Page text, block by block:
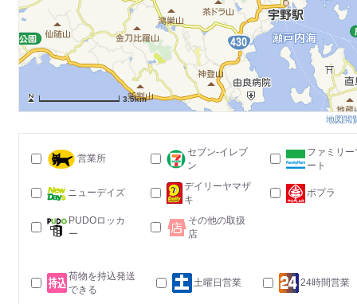
3.5km
地図閲
営業所
セブン-イレブ
ン
ファミリー
ート
ニューデイズ
デイリーヤマザ
キ
ポプラ
PUDOロッカ
ー
その他の取扱
店
荷物を持込発送
できる
土曜日営業 24時間営業